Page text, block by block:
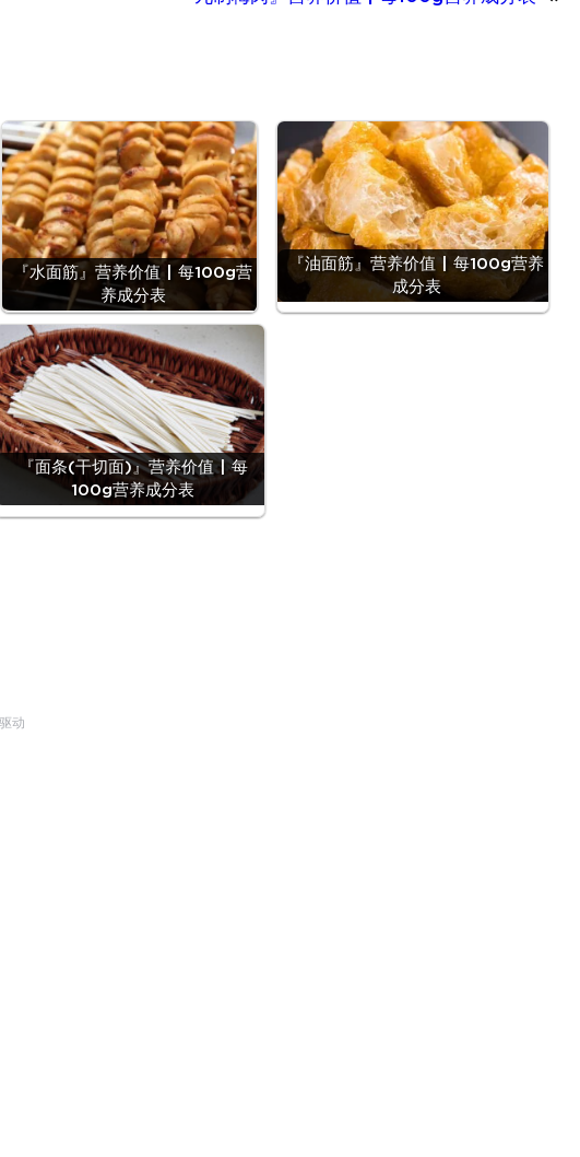
『水面筋』营养价值 | 每100g营
养成分表
『油面筋』营养价值 | 每100g营养
成分表
『面条(干切面)』营养价值 | 每
100g营养成分表
动